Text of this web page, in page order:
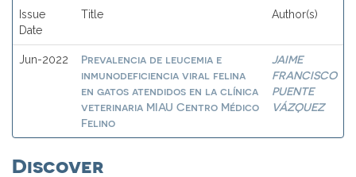
Issue
Date
Title Author(s)
Jun-2022
Prevalencia de leucemia e
inmunodeficiencia viral felina
en gatos atendidos en la clínica
veterinaria MIAU Centro Médico
Felino
JAIME
FRANCISCO
PUENTE
VÁZQUEZ
Discover